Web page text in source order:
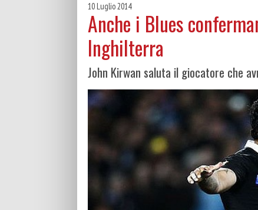
10 Luglio 2014
Anche i Blues
Inghilterra
John Kirwan saluta il giocatore che